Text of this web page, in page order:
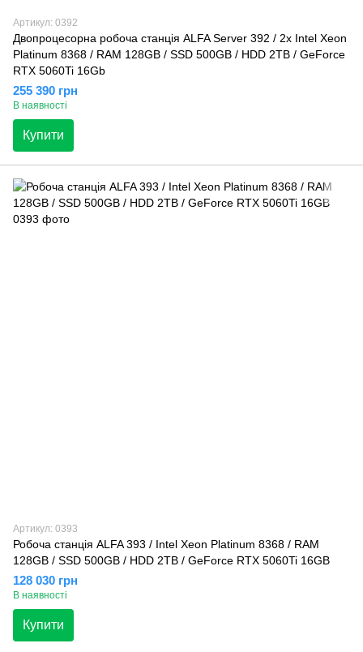
Артикул: 0392
Двопроцесорна робоча станція ALFA Server 392 / 2x Intel Xeon
Platinum 8368 / RAM 128GB / SSD 500GB / HDD 2TB / GeForce
RTX 5060Ti 16Gb
255 390 грн
В наявності
Купити
Артикул: 0393
Робоча станція ALFA 393 / Intel Xeon Platinum 8368 / RAM
128GB / SSD 500GB / HDD 2TB / GeForce RTX 5060Ti 16GB
128 030 грн
В наявності
Купити